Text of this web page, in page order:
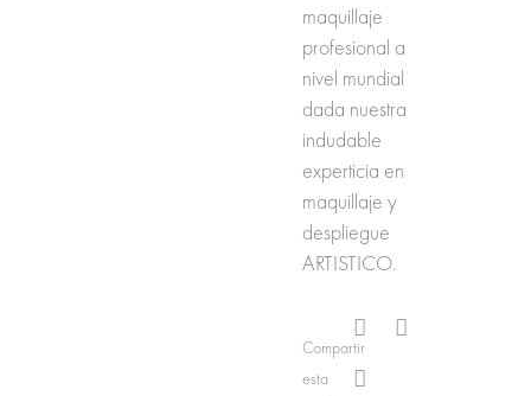
maquillaje
profesional a
nivel mundial
dada nuestra
indudable
experticia en
maquillaje y
despliegue
ARTISTICO.
Compartir
esta